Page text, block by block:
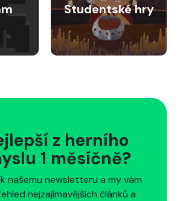
Studentské hry
z herního
1 měsíčně?
našemu newsletteru a my vám
nejzajímavějších článků a